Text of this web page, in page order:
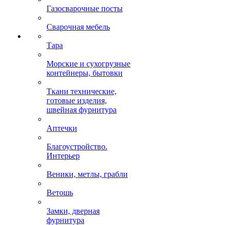
Газосварочные посты
Сварочная мебель
Тара
Морские и сухогрузные
контейнеры, бытовки
Ткани технические,
готовые изделия,
швейная фурнитура
Аптечки
Благоустройство.
Интерьер
Веники, метлы, грабли
Ветошь
Замки, дверная
фурнитура